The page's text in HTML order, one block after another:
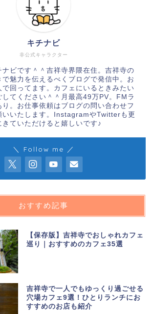
非公式キャラクター
キチナビ
ナビです＾＾吉祥寺界隈在住。吉祥寺の
で魅力を伝えるべくブログで発信中。お
で回ってます。カフェにいるときみたい
してください＾＾月最高49万PV。FMラ
り。お仕事依頼はブログの問い合わせフ
いいたします。InstagramやTwitterも更
きていただけると嬉しいです♪
＼ Follow me ／
おすすめ記事
【保存版】吉祥寺でおしゃれカフェ
巡り｜おすすめのカフェ35選
吉祥寺で一人でもゆっくり過ごせる
穴場カフェ9選！ひとりランチにお
すすめのお店も紹介